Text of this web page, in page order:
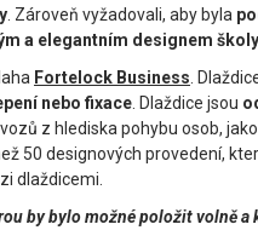
. Zároveň vyžadovali, aby byla
a elegantním designem školy
Fortelock Business .
nebo fixace . Dlaždice jsou
z hlediska pohybu osob,
50 designových provedení,
dlaždicemi.
by bylo možné položit volně a